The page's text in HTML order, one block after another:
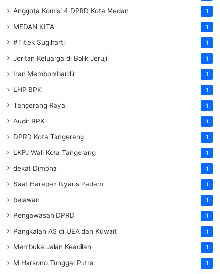
Anggota Komisi 4 DPRD Kota Medan 1
MEDAN KITA 1
#Titiek Sugiharti 1
Jeritan Keluarga di Balik Jeruji 1
Iran Membombardir 1
LHP BPK 1
Tangerang Raya 1
Audit BPK 1
DPRD Kota Tangerang 1
LKPJ Wali Kota Tangerang 1
dekat Dimona 1
Saat Harapan Nyaris Padam 1
belawan 1
Pengawasan DPRD 1
Pangkalan AS di UEA dan Kuwait 1
Membuka Jalan Keadilan 1
M Harsono Tunggal Putra 1